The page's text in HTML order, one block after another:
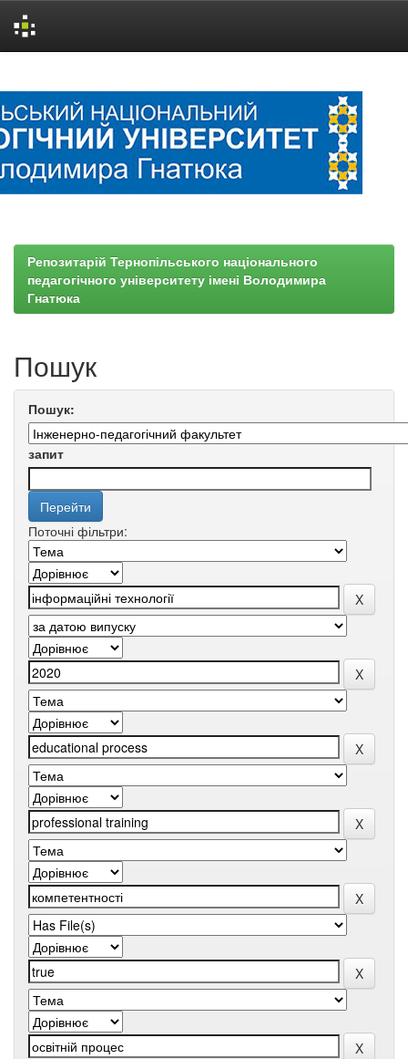
Репозитарій Тернопільського національного
педагогічного університету імені Володимира
Гнатюка
Пошук
Пошук:
запит
Поточні фільтри: